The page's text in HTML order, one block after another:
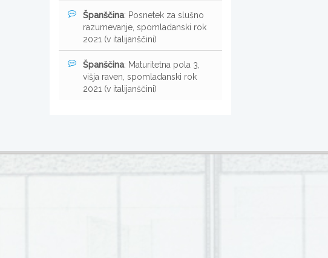
Španščina: Posnetek za slušno
razumevanje, spomladanski rok
2021 (v italijanščini)
Španščina: Maturitetna pola 3,
višja raven, spomladanski rok
2021 (v italijanščini)